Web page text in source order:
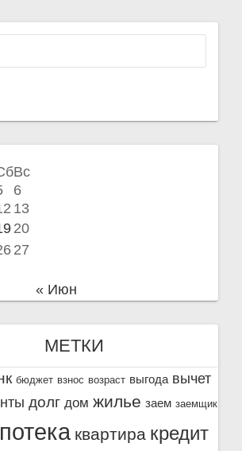
Вс
6
13
20
27
« Июн
МЕТКИ
бюджет взнос возраст выгода вычет
долг дом жилье заем заемщик
квартира кредит